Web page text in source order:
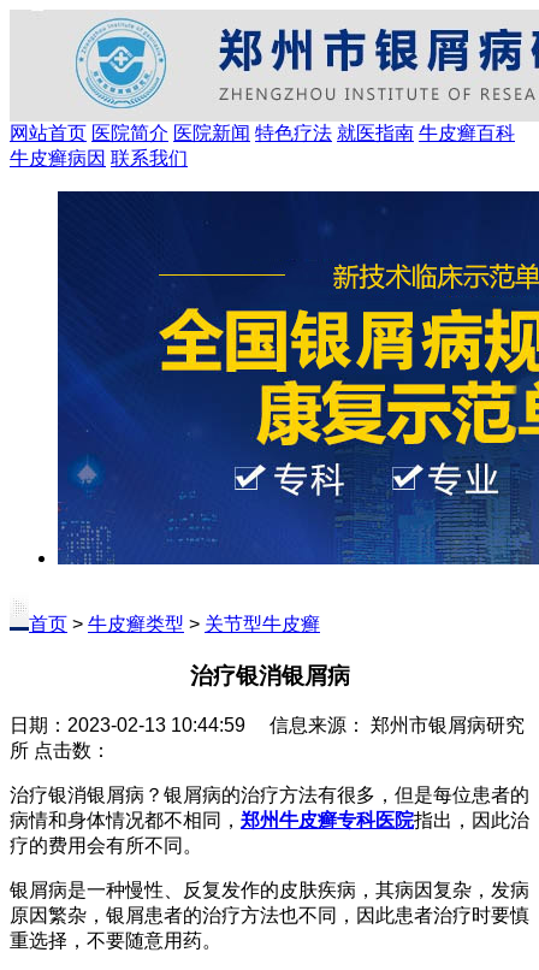
网站首页 医院简介 医院新闻 特色疗法 就医指南 牛皮癣百科
牛皮癣病因 联系我们
首页 > 牛皮癣类型 > 关节型牛皮癣
治疗银消银屑病
日期：2023-02-13 10:44:59 信息来源： 郑州市银屑病研究
所 点击数：
治疗银消银屑病？银屑病的治疗方法有很多，但是每位患者的
病情和身体情况都不相同， 郑州牛皮癣专科医院指出，因此治
疗的费用会有所不同。
银屑病是一种慢性、反复发作的皮肤疾病，其病因复杂，发病
原因繁杂，银屑患者的治疗方法也不同，因此患者治疗时要慎
重选择，不要随意用药。